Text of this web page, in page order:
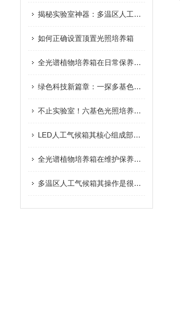
揭秘实验室神器：多温区人工气候箱的神奇功能！
如何正确设置顶置光照培养箱
全光谱植物培养箱在日常保养方面的建议如下
绿色科技新篇章：一探多基色植物培养箱的核心组件
不止实验室！六基色光照培养箱的应用边界，远超你想象
LED人工气候箱其核心组成部分主要包括以下几个系统
全光谱植物培养箱在维护保养方面是尤为讲究的
多温区人工气候箱其操作是很有讲究的